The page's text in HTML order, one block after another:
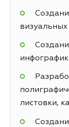
листовки,